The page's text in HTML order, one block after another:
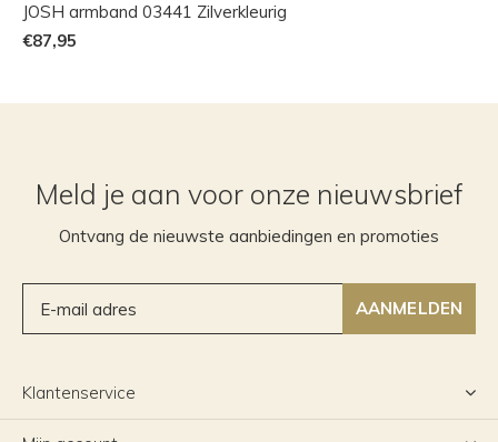
JOSH armband 03441 Zilverkleurig
€87,95
Meld je aan voor onze nieuwsbrief
Ontvang de nieuwste aanbiedingen en promoties
AANMELDEN
Klantenservice